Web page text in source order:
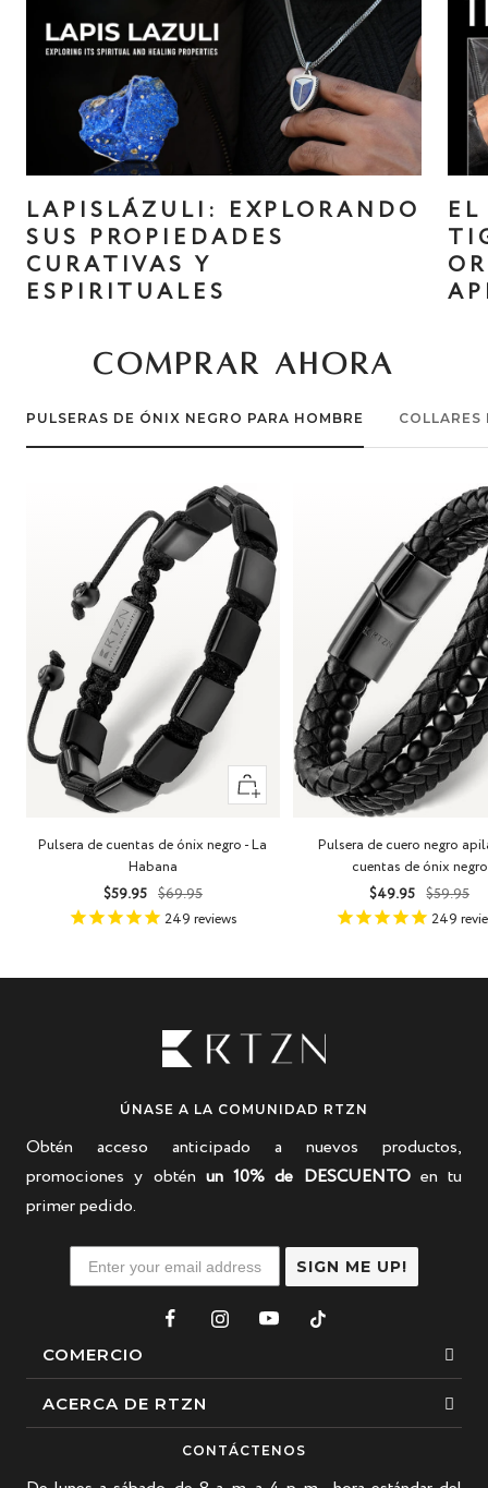
LAPISLÁZULI: EXPLORANDO
SUS PROPIEDADES
CURATIVAS Y
ESPIRITUALES
COMPRAR AHORA
PULSERAS DE ÓNIX NEGRO PARA HOMBRE
+
Añadir
Pulsera de cuentas de ónix negro - La
Habana
Precio
de
$59.95
Precio
normal
$69.95
249 reviews
Pulsera de cuero negro
cuentas de ónix negro
Precio
de
$49.95
Precio
$59.95
249
ÚNASE A LA COMUNIDAD RTZN
Obtén acceso anticipado a nuevos productos,
promociones y obtén un 10% de DESCUENTOen tu
primer pedido.
SIGN ME UP!
COMERCIO
Esposas
Pulsera de cuentas
ACERCA DE RTZN
CONTÁCTENOS